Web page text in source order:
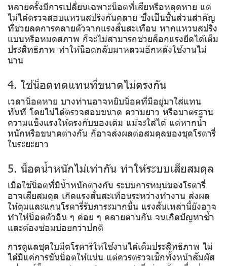
หลายครั้งมีการเปลี่ยนเฉพาะน็อตที่เสียหรือหลุดหาย แต่
ไม่ได้ตรวจสอบแหวนสปริงกันคลาย ซึ่งเป็นชิ้นส่วนสำคัญ
ที่ช่วยลดการคลายตัวจากแรงสั่นสะเทือน หากแหวนสปริง
แบนหรือหมดสภาพ ก็จะไม่สามารถช่วยล็อกแรงยึดได้เต็ม
ประสิทธิภาพ ทำให้น็อตกลับมาหลวมอีกหลังใช้งานไม่
นาน
4. ใช้น็อตทดแทนที่ขนาดไม่ตรงกัน
เวลาน็อตหาย บางท่านอาจหยิบน็อตที่มีอยู่มาใส่แทน
ทันที โดยไม่ได้ตรวจสอบขนาด ความยาว หรือมาตรฐาน
ความแข็งแรงให้ตรงกับของเดิม แม้จะใส่ได้ แต่หากน้ำ
หนักหรือขนาดต่างกัน ก็อาจส่งผลต่อสมดุลของชุดโรตารี่
ในระยะยาว
5. น็อตน้ำหนักไม่เท่ากัน ทำให้ระบบเสียสมดุล
เมื่อใช้น็อตที่มีน้ำหนักต่างกัน ระบบการหมุนของโรตารี่
อาจเสียสมดุล เกิดแรงสั่นสะเทือนระหว่างทำงาน ส่งผล
ให้ดุมและแกนโรตารี่รับภาระมากขึ้น แรงสั่นเหล่านี้ยังอาจ
ทำให้น็อตตัวอื่น ๆ ค่อย ๆ คลายตามกัน จนเกิดปัญหาซ้ำ
และต้องซ่อมบ่อยกว่าปกติ
การดูแลชุดใบมีดโรตารี่ให้ใช้งานได้เต็มประสิทธิภาพ ไม่
ได้มีแค่การขันน็อตให้แน่น แต่ควรตรวจเช็กทั้งหน้าสัมผัส